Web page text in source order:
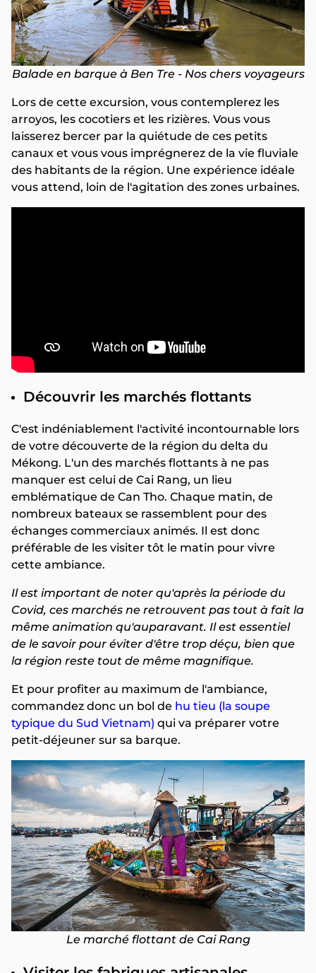
Balade en barque à Ben Tre - Nos chers voyageurs
Lors de cette excursion, vous contemplerez les
arroyos, les cocotiers et les rizières. Vous vous
laisserez bercer par la quiétude de ces petits
canaux et vous vous imprégnerez de la vie fluviale
des habitants de la région. Une expérience idéale
vous attend, loin de l'agitation des zones urbaines.
Découvrir les marchés flottants
C'est indéniablement l'activité incontournable lors
de votre découverte de la région du delta du
Mékong. L'un des marchés flottants à ne pas
manquer est celui de Cai Rang, un lieu
emblématique de Can Tho. Chaque matin, de
nombreux bateaux se rassemblent pour des
échanges commerciaux animés. Il est donc
préférable de les visiter tôt le matin pour vivre
cette ambiance.
Il est important de noter qu'après la période du
Covid, ces marchés ne retrouvent pas tout à fait la
même animation qu'auparavant. Il est essentiel
de le savoir pour éviter d'être trop déçu, bien que
la région reste tout de même magnifique.
Et pour profiter au maximum de l'ambiance,
commandez donc un bol de hu tieu (la soupe
typique du Sud Vietnam) qui va préparer votre
petit-déjeuner sur sa barque.
Le marché flottant de Cai Rang